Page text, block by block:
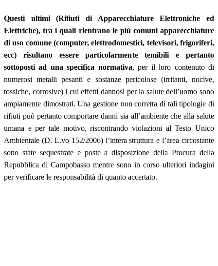
Questi ultimi (Rifiuti di Apparecchiature Elettroniche ed
Elettriche), tra i quali rientrano le più comuni apparecchiature
di uso comune (computer, elettrodomestici, televisori, frigoriferi,
ecc) risultano essere particolarmente temibili e pertanto
sottoposti ad una specifica normativa, per il loro contenuto di
numerosi metalli pesanti e sostanze pericolose (irritanti, nocive,
tossiche, corrosive) i cui effetti dannosi per la salute dell’uomo sono
ampiamente dimostrati. Una gestione non corretta di tali tipologie di
rifiuti può pertanto comportare danni sia all’ambiente che alla salute
umana e per tale motivo, riscontrando violazioni al Testo Unico
Ambientale (D. L.vo 152/2006) l’intera struttura e l’area circostante
sono state sequestrate e poste a disposizione della Procura della
Repubblica di Campobasso mentre sono in corso ulteriori indagini
per verificare le responsabilità di quanto accertato.